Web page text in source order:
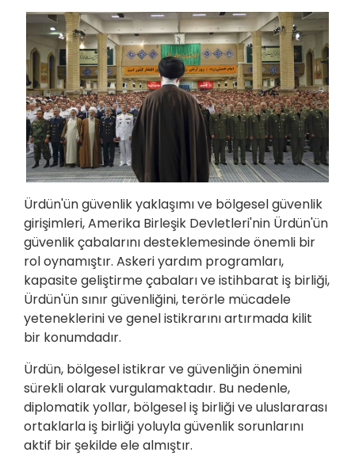
Ürdün'ün güvenlik yaklaşımı ve bölgesel güvenlik
girişimleri, Amerika Birleşik Devletleri'nin Ürdün'ün
güvenlik çabalarını desteklemesinde önemli bir
rol oynamıştır. Askeri yardım programları,
kapasite geliştirme çabaları ve istihbarat iş birliği,
Ürdün'ün sınır güvenliğini, terörle mücadele
yeteneklerini ve genel istikrarını artırmada kilit
bir konumdadır.
Ürdün, bölgesel istikrar ve güvenliğin önemini
sürekli olarak vurgulamaktadır. Bu nedenle,
diplomatik yollar, bölgesel iş birliği ve uluslararası
ortaklarla iş birliği yoluyla güvenlik sorunlarını
aktif bir şekilde ele almıştır.